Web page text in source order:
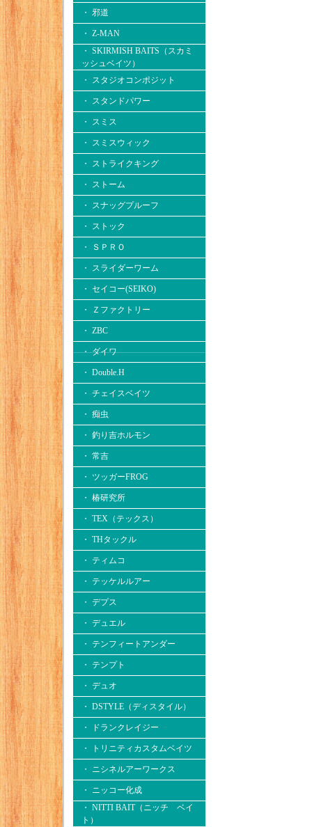
・ 邪道
・ Z-MAN
・ SKIRMISH BAITS（スカミ
ッシュベイツ）
・ スタジオコンポジット
・ スタンドパワー
・ スミス
・ スミスウィック
・ ストライクキング
・ ストーム
・ スナッグプルーフ
・ ストック
・ ＳＰＲＯ
・ スライダーワーム
・ セイコー(SEIKO)
・ Ｚファクトリー
・ ZBC
・ ダイワ
・ Double.H
・ チェイスベイツ
・ 痴虫
・ 釣り吉ホルモン
・ 常吉
・ ツッガーFROG
・ 椿研究所
・ TEX（テックス）
・ THタックル
・ ティムコ
・ テッケルルアー
・ デプス
・ デュエル
・ テンフィートアンダー
・ テンプト
・ デュオ
・ DSTYLE（ディスタイル）
・ ドランクレイジー
・ トリニティカスタムベイツ
・ ニシネルアーワークス
・ ニッコー化成
・ NITTI BAIT（ニッチ ベイ
ト）